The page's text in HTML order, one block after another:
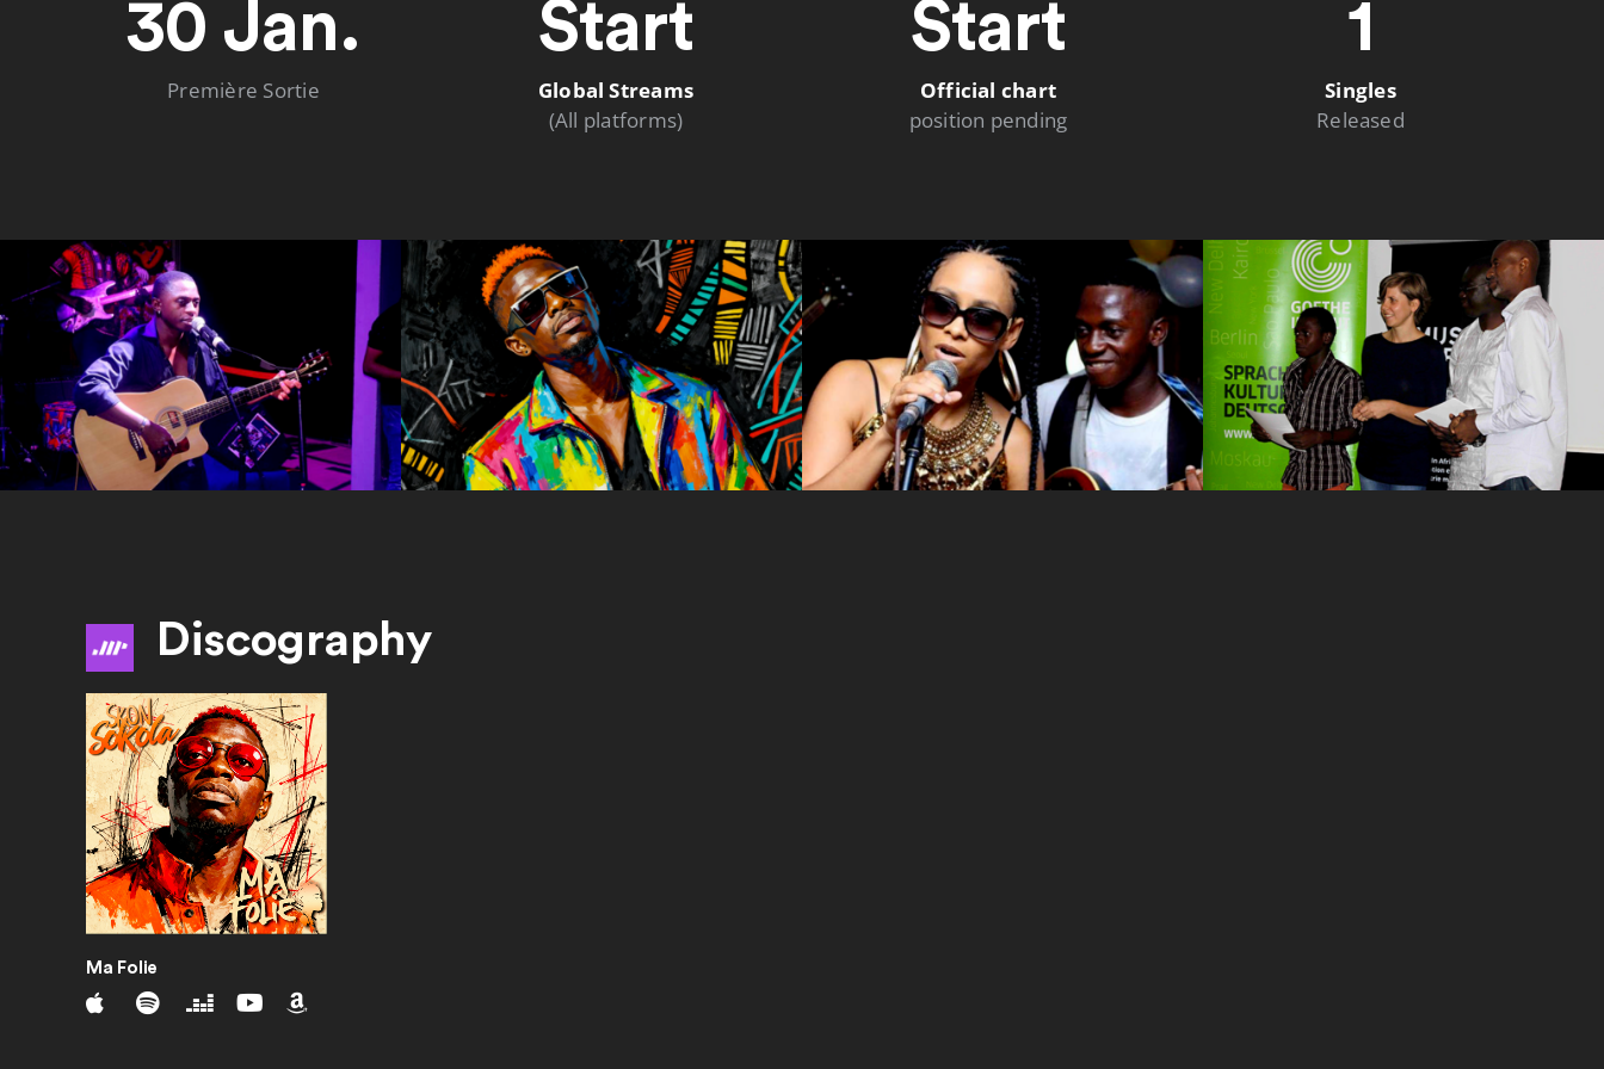
30 Jan.
Première Sortie
Start
Global Streams
(All platforms)
Start
Official chart
position pending
1
Singles
Released
Discography
Ma Folie